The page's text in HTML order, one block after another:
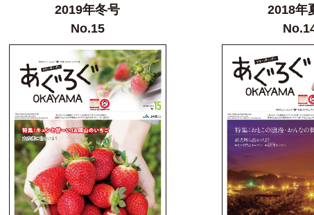
2019年冬号
No.15
2018年